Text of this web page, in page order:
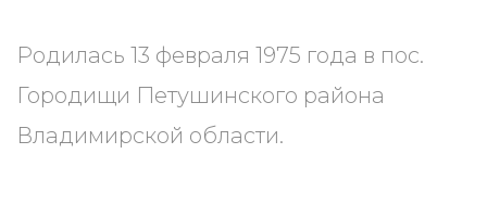
Родилась 13 февраля 1975 года в пос.
Городищи Петушинского района
Владимирской области.